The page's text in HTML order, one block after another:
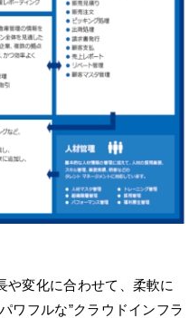
や変化に合わせて、柔軟に
ワフルな”クラウドインフラ